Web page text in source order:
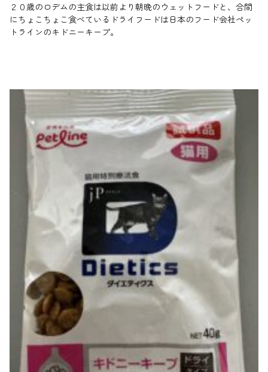
２０歳のロデムの主食は以前より朝晩のウェットフードと、合間
にちょこちょこ食べているドライフードは日本のフード会社ペッ
トラインのキドニーキープ。